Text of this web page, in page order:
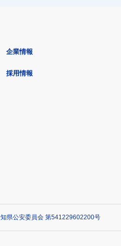
企業情報
採用情報
県公安委員会 第541229602200号